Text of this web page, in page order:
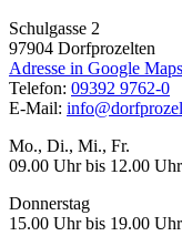
Schulgasse 2
97904 Dorfprozelten
Adresse in Google
Telefon: 09392 9762-0
E-Mail:
Mo., Di., Mi., Fr.
09.00 Uhr bis 12.00 Uhr
Donnerstag
15.00 Uhr bis 19.00 Uhr